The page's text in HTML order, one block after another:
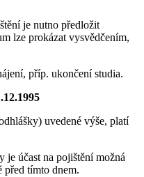
je nutno předložit
lze prokázat vysvědčením,
příp. ukončení studia.
uvedené výše, platí
je účast na pojištění možná
před tímto dnem.